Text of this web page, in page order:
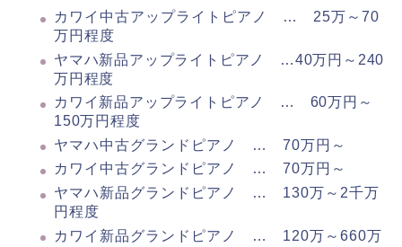
カワイ中古アップライトピアノ … 25万～70
万円程度
ヤマハ新品アップライトピアノ …40万円～240
万円程度
カワイ新品アップライトピアノ … 60万円～
150万円程度
ヤマハ中古グランドピアノ … 70万円～
カワイ中古グランドピアノ … 70万円～
ヤマハ新品グランドピアノ … 130万～2千万
円程度
カワイ新品グランドピアノ … 120万～660万